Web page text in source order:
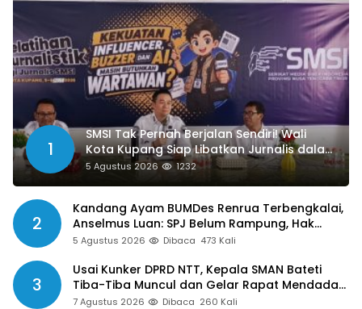
1
SMSI Tak Pernah Berjalan Sendiri! Wali
Kota Kupang Siap Libatkan Jurnalis dalam
Publikasi Program Pemkot
5 Agustus 2026 1232
2
Kandang Ayam BUMDes Renrua Terbengkalai,
Anselmus Luan: SPJ Belum Rampung, Hak
Aparat Desa Sejak Januari Belum Dibayar
5 Agustus 2026 Dibaca 473 Kali
3
Usai Kunker DPRD NTT, Kepala SMAN Bateti
Tiba-Tiba Muncul dan Gelar Rapat Mendadak,
Guru Pertanyakan Hak 15 Persen yang Belum
7 Agustus 2026 Dibaca 260 Kali